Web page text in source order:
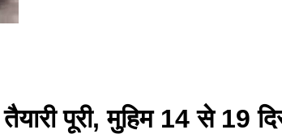
पूरी, मुहिम 14 से 19